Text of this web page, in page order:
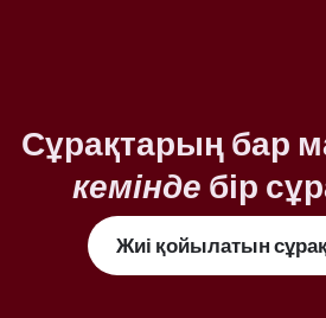
Сұрақтарың бар
кемінде бір
Жиі қойылатын